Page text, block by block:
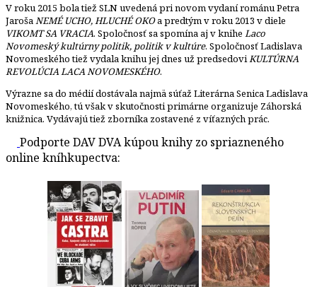
V roku 2015 bola tiež SLN uvedená pri novom vydaní románu Petra
JarošaNEMÉ UCHO, HLUCHÉ OKOa predtým v roku 2013 v diele
VIKOMT SA VRACIA. Spoločnosť sa spomína aj v knihe Laco
Novomeský kultúrny politik, politik v kultúre. Spoločnosť Ladislava
Novomeského tiež vydala knihu jej dnes už predsedoviKULTÚRNA
REVOLÚCIA LACA NOVOMESKÉHO.
Výrazne sa do médií dostávala najmä súťaž Literárna Senica Ladislava
Novomeského, tú však v skutočnosti primárne organizuje Záhorská
knižnica. Vydávajú tiež zborníka zostavené z víťazných prác.
Podporte DAV DVA kúpou knihy zo spriazneného
online kníhkupectva: